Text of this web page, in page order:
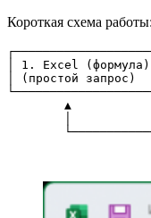
Короткая схема работы:
│ 1. Excel
│ (простой
▲
│